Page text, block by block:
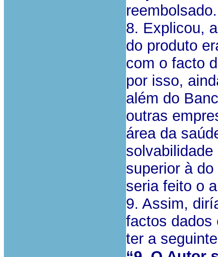
reembolsado.
8. Explicou,
do produto
com o facto
por isso,
além do
outras
área da
superior à
seria feito o
9. Assim,
factos dados
ter a